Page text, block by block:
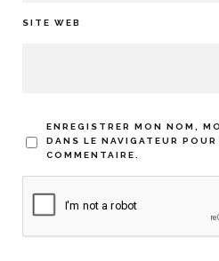
SITE WEB
ENREGISTRER MON NOM,
DANS LE NAVIGATEUR
COMMENTAIRE.